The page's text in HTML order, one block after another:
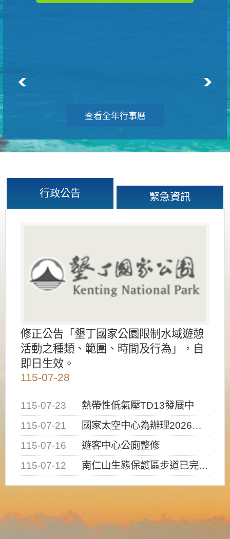
查看全年行事曆
行政公告 緊急資訊
修正公告「墾丁國家公園限制水域遊憩
活動之種類、範圍、時間及行為」，自
即日生效。
115-07-28
115-07-23
熱帶性低氣壓TD13發展中
115-07-21
國家太空中心為辦理2026台灣盃火箭競賽，陸、海、空域警戒及協調相關事宜，因颱風備案事宜
115-07-16
遊客中心公廁整修
115-07-12
南仁山生態保護區步道已完成修復，自115年7月13日（星期一）起恢復開放入園，歡迎民眾依規定申請入園....